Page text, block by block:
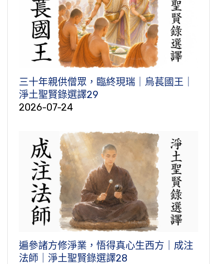
三十年親供僧眾，臨終現瑞｜烏萇國王｜
淨土聖賢錄選譯29
2026-07-24
遍參諸方修淨業，悟得真心生西方｜成注
法師｜淨土聖賢錄選譯28